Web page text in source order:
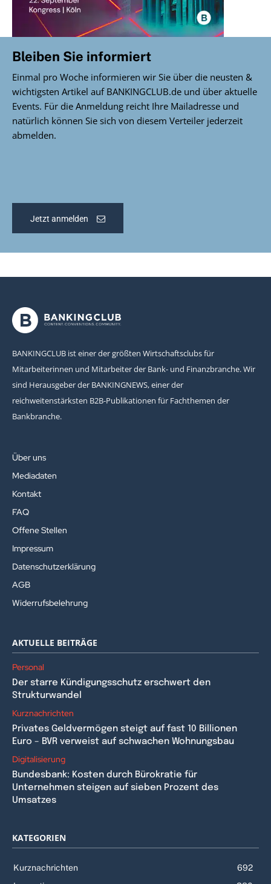
Bleiben Sie informiert
Einmal pro Woche informieren wir Sie über die neusten &
wichtigsten Artikel auf BANKINGCLUB.de und über aktuelle
Events. Für die Anmeldung reicht Ihre Mailadresse und
natürlich können Sie sich von diesem Verteiler jederzeit
abmelden.
Jetzt anmelden
BANKINGCLUB ist einer der größten Wirtschaftsclubs für
Mitarbeiterinnen und Mitarbeiter der Bank- und Finanzbranche. Wir
sind Herausgeber der BANKINGNEWS, einer der
reichweitenstärksten B2B-Publikationen für Fachthemen der
Bankbranche.
Über uns
Mediadaten
Kontakt
FAQ
Offene Stellen
Impressum
Datenschutzerklärung
AGB
Widerrufsbelehrung
AKTUELLE BEITRÄGE
Personal
Der starre Kündigungsschutz erschwert den
Strukturwandel
Kurznachrichten
Privates Geldvermögen steigt auf fast 10 Billionen
Euro – BVR verweist auf schwachen Wohnungsbau
Digitalisierung
Bundesbank: Kosten durch Bürokratie für
Unternehmen steigen auf sieben Prozent des
Umsatzes
KATEGORIEN
Kurznachrichten
692